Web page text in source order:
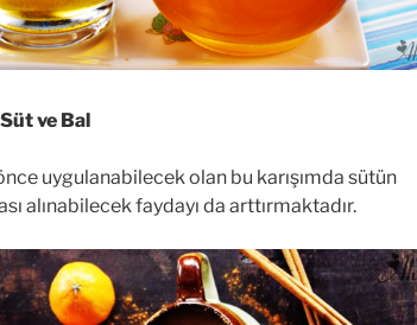
ve Bal
uygulanabilecek olan bu karışımda sütün
alınabilecek faydayı da arttırmaktadır.